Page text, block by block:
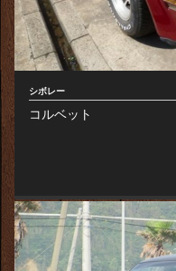
シボレー
コルベット